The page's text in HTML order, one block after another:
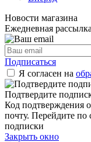
Новости магазина
Ежедневная
Подписаться
Я согласен на
Подтвердите
Код подтверждения
почту. Перейдите по
подписки
Закрыть окно